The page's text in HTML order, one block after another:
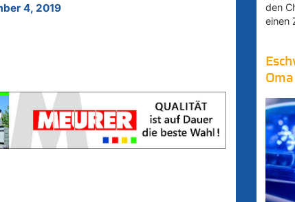
4, 2019
den
einen